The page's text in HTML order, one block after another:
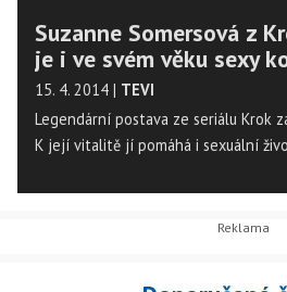
Suzanne Somersová z
je i ve svém věku sexy
15. 4. 2014 | TEVI
Legendární postava ze seriálu Krok
K její vitalitě jí pomáhá i sexuální